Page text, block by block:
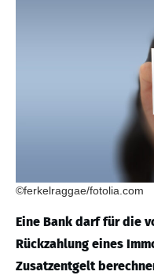
©ferkelraggae/fotolia.com
Eine Bank darf für die
Rückzahlung eines
Zusatzentgelt